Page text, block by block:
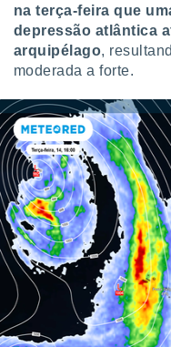
e
de
1199
na terça-feira que
depressão atlântica
arquipélago,
moderada a forte.